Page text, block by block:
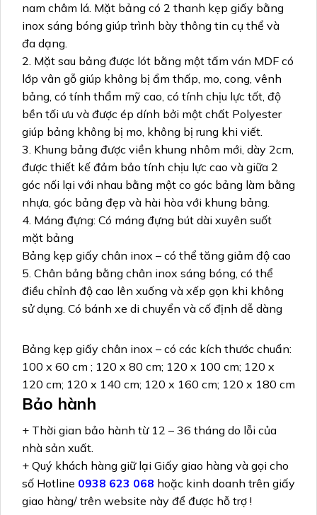
nam châm lá. Mặt bảng có 2 thanh kẹp giấy bằng
inox sáng bóng giúp trình bày thông tin cụ thể và
đa dạng.
2. Mặt sau bảng được lót bằng một tấm ván MDF có
lớp vân gỗ giúp không bị ẩm thấp, mo, cong, vênh
bảng, có tính thẩm mỹ cao, có tính chịu lực tốt, độ
bền tối ưu và được ép dính bởi một chất Polyester
giúp bảng không bị mo, không bị rung khi viết.
3. Khung bảng được viền khung nhôm mới, dày 2cm,
được thiết kế đảm bảo tính chịu lực cao và giữa 2
góc nối lại với nhau bằng một co góc bảng làm bằng
nhựa, góc bảng đẹp và hài hòa với khung bảng.
4. Máng đựng: Có máng đựng bút dài xuyên suốt
mặt bảng
Bảng kẹp giấy chân inox – có thể tăng giảm độ cao
5. Chân bảng bằng chân inox sáng bóng, có thể
điều chỉnh độ cao lên xuống và xếp gọn khi không
sử dụng. Có bánh xe di chuyển và cố định dễ dàng
Bảng kẹp giấy chân inox – có các kích thước chuẩn:
100 x 60 cm ; 120 x 80 cm; 120 x 100 cm; 120 x
120 cm; 120 x 140 cm; 120 x 160 cm; 120 x 180 cm
Bảo hành
+ Thời gian bảo hành từ 12 – 36 tháng do lỗi của
nhà sản xuất.
+ Quý khách hàng giữ lại Giấy giao hàng và gọi cho
số Hotline 0938 623 068 hoặc kinh doanh trên giấy
giao hàng/ trên website này để được hỗ trợ !